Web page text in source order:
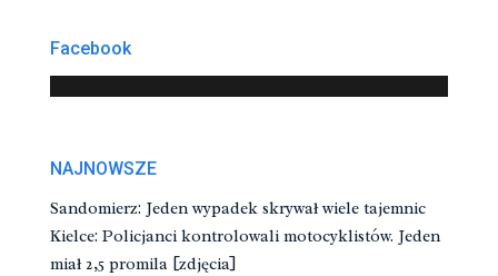
Facebook
NAJNOWSZE
Sandomierz: Jeden wypadek skrywał wiele tajemnic
Kielce: Policjanci kontrolowali motocyklistów. Jeden
miał 2,5 promila [zdjęcia]